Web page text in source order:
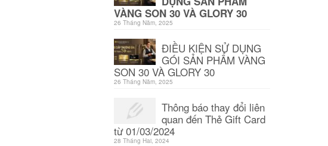
VÀNG SON 30 VÀ GLORY 30
26 Tháng Năm, 2025
ĐIỀU KIỆN SỬ DỤNG
GÓI SẢN PHẨM VÀNG
SON 30 VÀ GLORY 30
26 Tháng Năm, 2025
Thông báo thay đổi liên
quan đến Thẻ Gift Card
từ 01/03/2024
28 Tháng Hai, 2024